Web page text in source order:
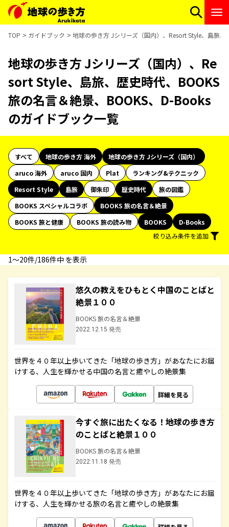
TOP ガイドブック 地球の歩き方 Jシリーズ（国内）、Resort Style、島旅
地球の歩き方 Jシリーズ（国内）、Re
sort Style、島旅、歴史時代、BOOKS
旅の名言＆絶景、BOOKS、D-Books
のガイドブック一覧
すべて 地球の歩き方 海外
地球の歩き方 Jシリーズ（国内）
aruco 海外
aruco 国内 Plat
ランキング&テクニック
Resort Style
島旅 御朱印 歴史時代
旅の図鑑
BOOKS スペシャルコラボ
BOOKS 旅の名言＆絶景
BOOKS 旅と健康
BOOKS 旅の読み物 BOOKS
D-Books
絞り込み条件を追加
1〜20件/186件中 を表示
悠久の教えをひもとく中国のことばと
絶景１００
BOOKS 旅の名言＆絶景
2022.12.15 発売
世界を４０年以上歩いてきた「地球の歩き方」があなたにお届
けする、人生を輝かせる中国の名言と癒やしの絶景集
詳細を見る
今すぐ旅に出たくなる！地球の歩き方
のことばと絶景１００
BOOKS 旅の名言＆絶景
2022.11.18 発売
世界を４０年以上歩いてきた「地球の歩き方」があなたにお届
けする、人生を輝かせる旅の名言と癒やしの絶景集